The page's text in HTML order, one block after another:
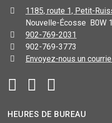
1185, route 1, Petit-
Nouvelle-Écosse B0W
902-769-2031
902-769-3773
Envoyez-nous un
HEURES DE BUREAU